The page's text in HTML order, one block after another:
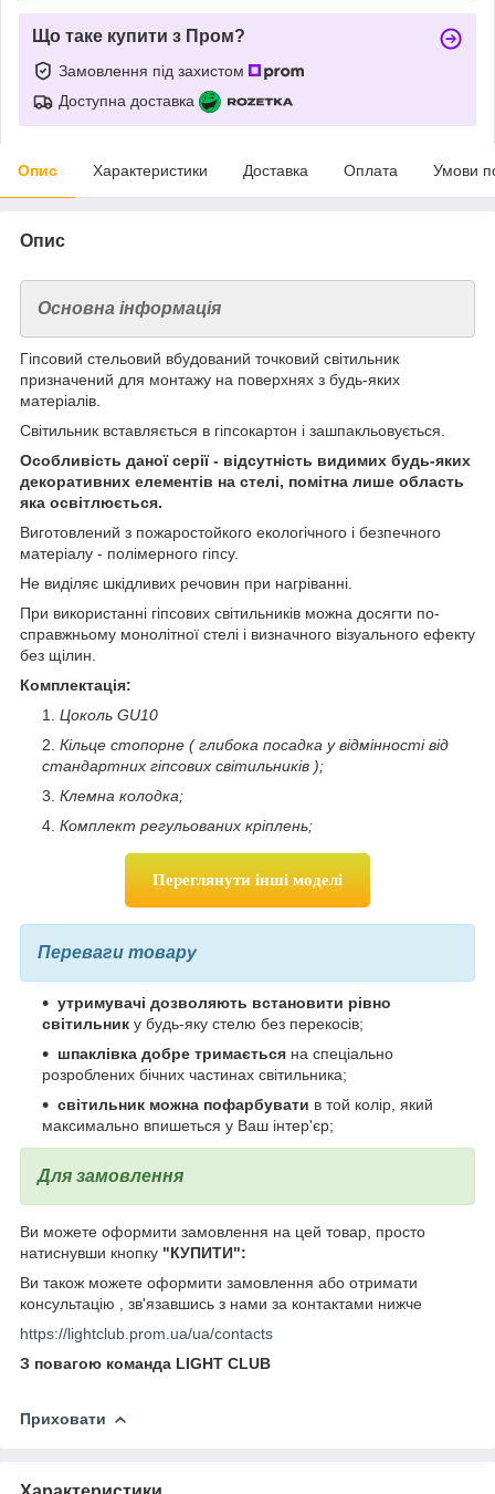
Що таке купити з Пром?
Замовлення під захистом
Доступна доставка
Опис Характеристики Доставка Оплата Умови
Опис
Основна інформація
Гіпсовий стельовий вбудований точковий світильник
призначений для монтажу на поверхнях з будь-яких
матеріалів.
Світильник вставляється в гіпсокартон і зашпакльовується.
Особливість даної серії - відсутність видимих будь-яких
декоративних елементів на стелі, помітна лише область
яка освітлюється.
Виготовлений з пожаростойкого екологічного і безпечного
матеріалу - полімерного гіпсу.
Не виділяє шкідливих речовин при нагріванні.
При використанні гіпсових світильників можна досягти по-
справжньому монолітної стелі і визначного візуального ефекту
без щілин.
Комплектація:
Цоколь GU10
Кільце стопорне ( глибока посадка у відмінності від
стандартних гіпсових світильників );
Клемна колодка;
Комплект регульованих кріплень;
Переглянути інші моделі
Переваги товару
утримувачі дозволяють встановити рівно
світильник у будь-яку стелю без перекосів;
шпаклівка добре тримається на спеціально
розроблених бічних частинах світильника;
світильник можна пофарбувати в той колір, який
максимально впишеться у Ваш інтер'єр;
Для замовлення
Ви можете оформити замовлення на цей товар, просто
натиснувши кнопку "КУПИТИ":
Ви також можете оформити замовлення або отримати
консультацію , зв'язавшись з нами за контактами нижче
https://lightclub.prom.ua/ua/contacts
З повагою команда LIGHT CLUB
Приховати